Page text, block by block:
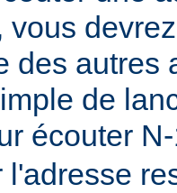
vous
des autres
de
écouter
l'adresse